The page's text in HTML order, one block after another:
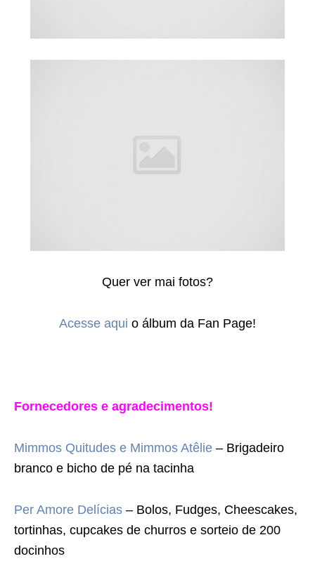
Quer ver mai fotos?
Acesse aqui o álbum da Fan Page!
Fornecedores e agradecimentos!
Mimmos Quitudes e Mimmos Atêlie – Brigadeiro
branco e bicho de pé na tacinha
Per Amore Delícias – Bolos, Fudges, Cheescakes,
tortinhas, cupcakes de churros e sorteio de 200
docinhos